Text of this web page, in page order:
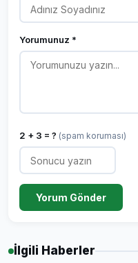
Yorumunuz *
2 + 3 = ? (spam koruması)
Yorum Gönder
İlgili Haberler